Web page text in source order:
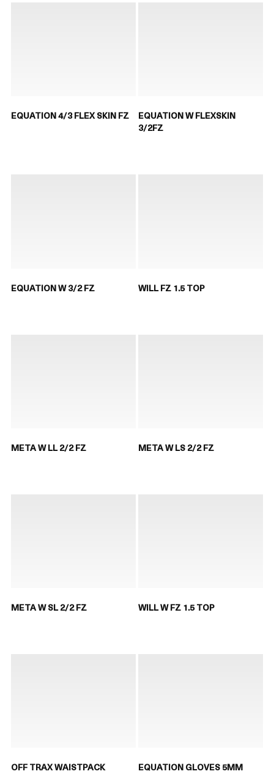
EQUATION 4/3 FLEX SKIN FZ
EQUATION W FLEXSKIN
3/2FZ
EQUATION W 3/2 FZ WILL FZ 1.5 TOP
META W LL 2/2 FZ META W LS 2/2 FZ
META W SL 2/2 FZ WILL W FZ 1.5 TOP
OFF TRAX WAISTPACK EQUATION GLOVES 5MM